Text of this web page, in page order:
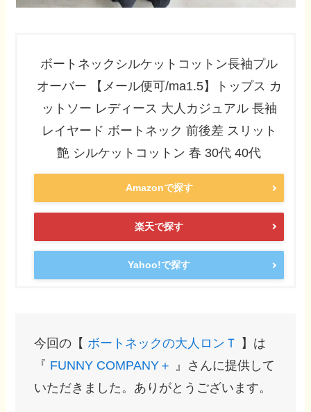
ボートネックシルケットコットン長袖プル
オーバー 【メール便可/ma1.5】トップス カ
ットソー レディース 大人カジュアル 長袖
レイヤード ボートネック 前後差 スリット
艶 シルケットコットン 春 30代 40代
Amazonで探す
楽天で探す
Yahoo!で探す
今回の【 ボートネックの大人ロンＴ 】は
『 FUNNY COMPANY＋
』さんに提供して
いただきました。ありがとうございます。